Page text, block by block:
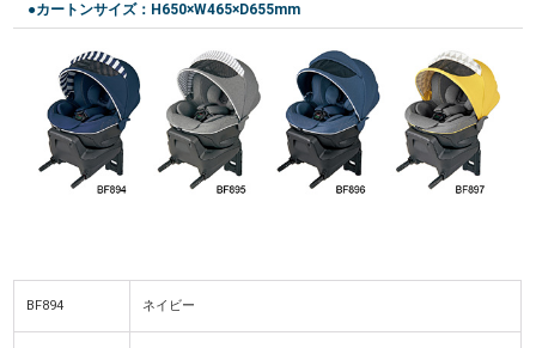
●カートンサイズ：H650×W465×D655mm
BF894 ネイビー